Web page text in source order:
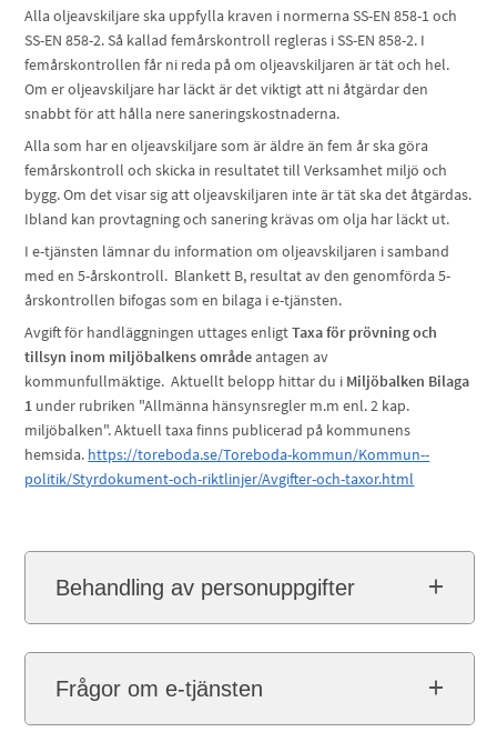
Alla oljeavskiljare ska uppfylla kraven i normerna SS-EN 858-1 och
SS-EN 858-2. Så kallad femårskontroll regleras i SS-EN 858-2. I
femårskontrollen får ni reda på om oljeavskiljaren är tät och hel.
Om er oljeavskiljare har läckt är det viktigt att ni åtgärdar den
snabbt för att hålla nere saneringskostnaderna.
Alla som har en oljeavskiljare som är äldre än fem år ska göra
femårskontroll och skicka in resultatet till Verksamhet miljö och
bygg. Om det visar sig att oljeavskiljaren inte är tät ska det åtgärdas.
Ibland kan provtagning och sanering krävas om olja har läckt ut.
I e-tjänsten lämnar du information om oljeavskiljaren i samband
med en 5-årskontroll. Blankett B, resultat av den genomförda 5-
årskontrollen bifogas som en bilaga i e-tjänsten.
Avgift för handläggningen uttages enligtTaxa för prövning och
tillsyn inom miljöbalkens område antagen av
kommunfullmäktige. Aktuellt belopp hittar du i Miljöbalken Bilaga
1 under rubriken "Allmänna hänsynsregler m.m enl. 2 kap.
miljöbalken". Aktuell taxa finns publicerad på kommunens
hemsida. https://toreboda.se/Toreboda-kommun/Kommun--
politik/Styrdokument-och-riktlinjer/Avgifter-och-taxor.html
Behandling av personuppgifter
Frågor om e-tjänsten